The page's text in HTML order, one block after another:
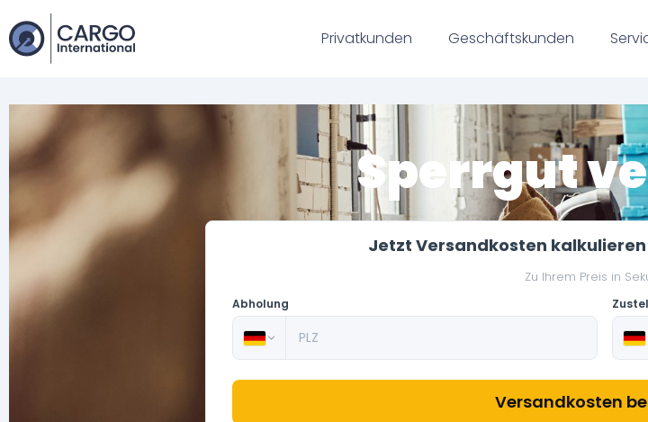
Privatkunden Geschäftskunden
Sperrgut